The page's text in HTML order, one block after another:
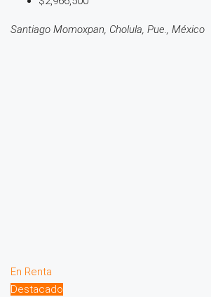
Santiago Momoxpan, Cholula, Pue., México
En Renta
Destacado